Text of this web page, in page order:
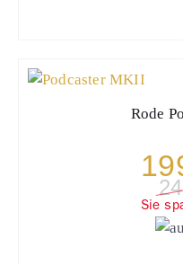
Rode
Sie